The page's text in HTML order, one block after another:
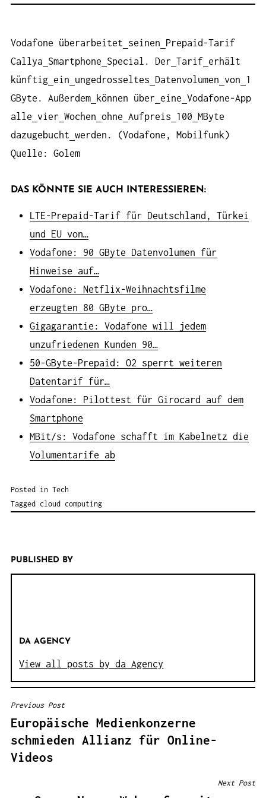
Vodafone überarbeitet seinen
Prepaid-Tarif
Callya
Smartphone Special. Der Tarif erhält
künftig ein ungedrosseltes Datenvolumen von
1
GByte. Außerdem
können über eine Vodafone-App
alle vier Wochen ohne Aufpreis 100 MByte
dazugebucht werden. (Vodafone, Mobilfunk)
Quelle: Golem
DAS KÖNNTE SIE AUCH INTERESSIEREN:
LTE-Prepaid-Tarif für Deutschland, Türkei
und EU von…
Vodafone: 90 GByte Datenvolumen für
Hinweise auf…
Vodafone: Netflix-Weihnachtsfilme
erzeugten 80 GByte pro…
Gigagarantie: Vodafone will jedem
unzufriedenen Kunden 90…
50-GByte-Prepaid: O2 sperrt weiteren
Datentarif für…
Vodafone: Pilottest für Girocard auf dem
Smartphone
MBit/s: Vodafone schafft im Kabelnetz die
Volumentarife ab
Posted in Tech
Tagged cloud computing
PUBLISHED BY
DA AGENCY
View all posts by da Agency
B
E
I
T
Previous Post
Europäische Medienkonzerne
schmieden Allianz für Online-
Videos
Next Post